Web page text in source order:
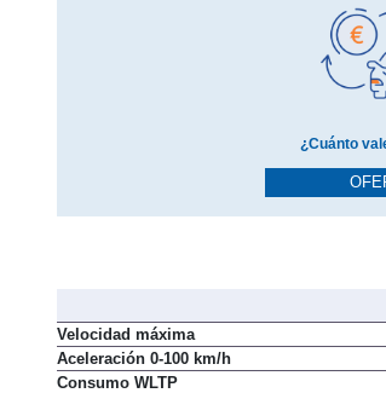
¿Cuánto
Velocidad máxima
Aceleración 0-100 km/h
Consumo WLTP